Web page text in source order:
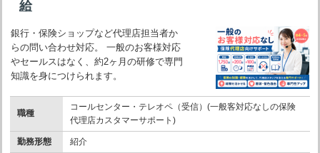
給
銀行・保険ショップなど代理店担当者か
らの問い合わせ対応。 一般のお客様対応
やセールスはなく、約2ヶ月の研修で専門
知識を身につけられます。
職種
コールセンター・テレオペ（受信）(一般客対応なしの保険
代理店カスタマーサポート)
勤務形態 紹介